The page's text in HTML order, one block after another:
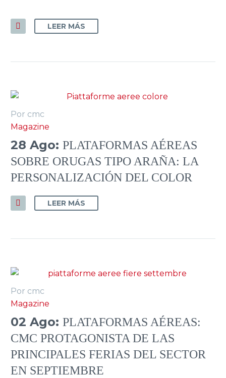
LEER MÁS
Por cmc
Magazine
28 Ago: PLATAFORMAS AÉREAS
SOBRE ORUGAS TIPO ARAÑA: LA
PERSONALIZACIÓN DEL COLOR
LEER MÁS
Por cmc
Magazine
02 Ago: PLATAFORMAS AÉREAS:
CMC PROTAGONISTA DE LAS
PRINCIPALES FERIAS DEL SECTOR
EN SEPTIEMBRE